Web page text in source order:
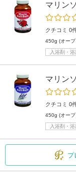
マリン
クチコミ 0
450g (オー
入浴剤・
マリン
クチコミ 0
450g (オー
入浴剤・
プ